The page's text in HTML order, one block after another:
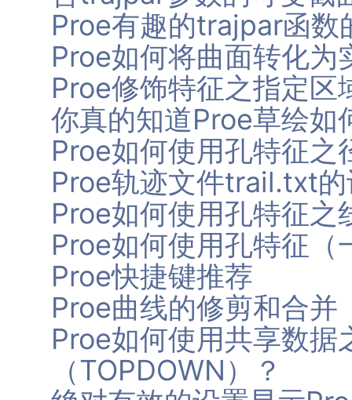
Proe有趣的trajpar函数
Proe如何将曲面转化为
Proe修饰特征之指定区
你真的知道Proe草绘如
Proe如何使用孔特征之
Proe轨迹文件trail.txt
Proe如何使用孔特征之
Proe如何使用孔特征（
Proe快捷键推荐
Proe曲线的修剪和合并
Proe如何使用共享数据
（TOPDOWN）？